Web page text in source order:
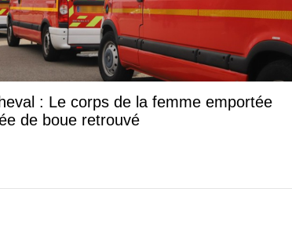
: Le corps de la femme emportée
de boue retrouvé